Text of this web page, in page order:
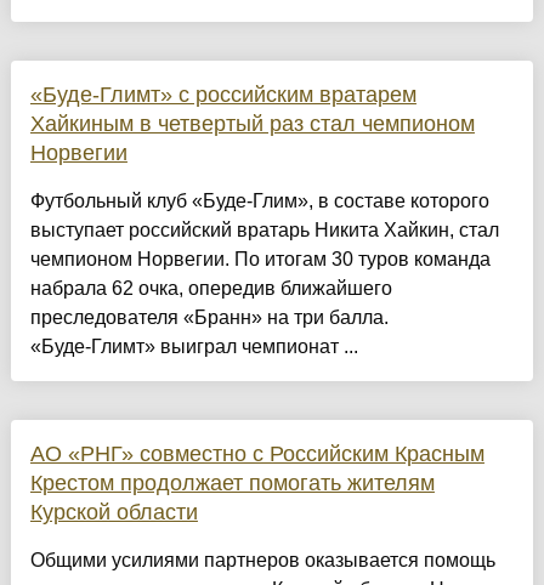
«Буде-Глимт» с российским вратарем
Хайкиным в четвертый раз стал чемпионом
Норвегии
Футбольный клуб «Буде‑Глим», в составе которого
выступает российский вратарь Никита Хайкин, стал
чемпионом Норвегии. По итогам 30 туров команда
набрала 62 очка, опередив ближайшего
преследователя «Бранн» на три балла.
«Буде‑Глимт» выиграл чемпионат ...
АО «РНГ» совместно с Российским Красным
Крестом продолжает помогать жителям
Курской области
Общими усилиями партнеров оказывается помощь